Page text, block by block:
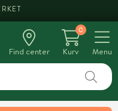
Find center
0
Kurv
Menu